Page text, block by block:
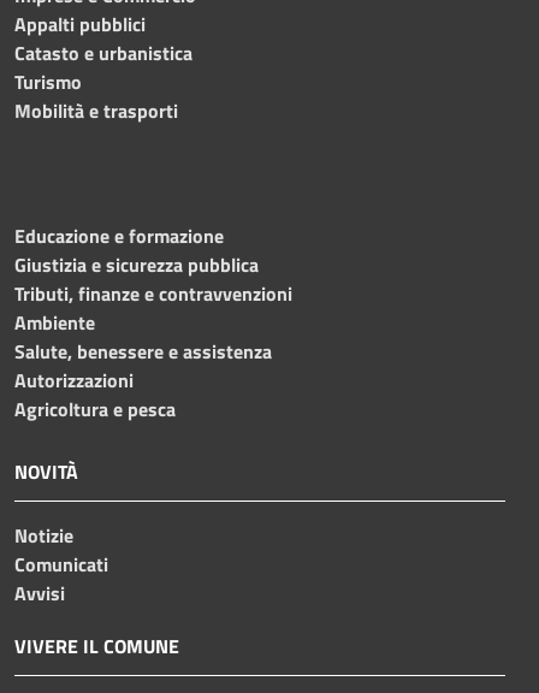
Appalti pubblici
Catasto e urbanistica
Turismo
Mobilità e trasporti
Educazione e formazione
Giustizia e sicurezza pubblica
Tributi, finanze e contravvenzioni
Ambiente
Salute, benessere e assistenza
Autorizzazioni
Agricoltura e pesca
NOVITÀ
Notizie
Comunicati
Avvisi
VIVERE IL COMUNE